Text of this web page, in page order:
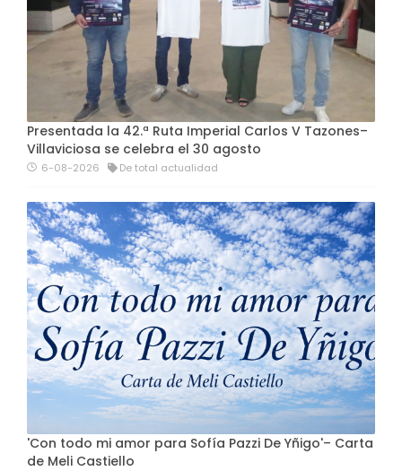
Presentada la 42.ª Ruta Imperial Carlos V Tazones–
Villaviciosa se celebra el 30 agosto
6-08-2026 De total actualidad
'Con todo mi amor para Sofía Pazzi De Yñigo'– Carta
de Meli Castiello